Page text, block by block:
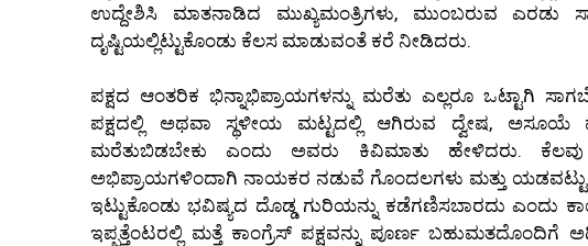
ಉದ್ದೇಶಿಸಿ ಮಾತನಾಡಿದ ಮುಖ್ಯಮಂತ್ರಿಗಳು, ಮುಂಬರುವ ಎರಡು
ದೃಷ್ಟಿಯಲ್ಲಿಟ್ಟುಕೊಂಡು ಕೆಲಸ ಮಾಡುವಂತೆ ಕರೆ ನೀಡಿದರು.
ಪಕ್ಷದ ಆಂತರಿಕ ಭಿನ್ನಾಭಿಪ್ರಾಯಗಳನ್ನು ಮರೆತು ಎಲ್ಲರೂ ಒಟ್ಟಾಗಿ
ಪಕ್ಷದಲ್ಲಿ ಅಥವಾ ಸ್ಥಳೀಯ ಮಟ್ಟದಲ್ಲಿ ಆಗಿರುವ ದ್ವೇಷ, ಅಸೂಯೆ
ಮರೆತುಬಿಡಬೇಕು ಎಂದು ಅವರು ಕಿವಿಮಾತು ಹೇಳಿದರು.
ಅಭಿಪ್ರಾಯಗಳಿಂದಾಗಿ ನಾಯಕರ ನಡುವೆ ಗೊಂದಲಗಳು ಮತ್ತು
ಇಟ್ಟುಕೊಂಡು ಭವಿಷ್ಯದ ದೊಡ್ಡ ಗುರಿಯನ್ನು ಕಡೆಗಣಿಸಬಾರದು ಎಂದು
ಇಪ್ಪತ್ತೆಂಟರಲ್ಲಿ ಮತ್ತೆ ಕಾಂಗ್ರೆಸ್ ಪಕ್ಷವನ್ನು ಪೂರ್ಣ ಬಹುಮತದೊಂದಿಗೆ